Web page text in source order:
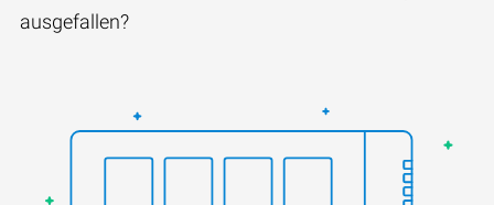
ausgefallen?